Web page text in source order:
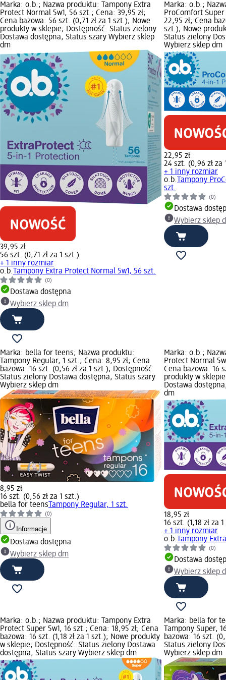
Marka: o.b.; Nazwa produktu: Tampony Extra
Protect Normal 5w1, 56 szt.; Cena: 39,95 zł;
Cena bazowa: 56 szt. (0,71 zł za 1 szt.); Nowe
produkty w sklepie; Dostępność: Status zielony
Dostawa dostępna, Status szary Wybierz sklep
dm
39,95 zł
56 szt. (0,71 zł za 1 szt.)
+ 1 inny rozmiar
o.b. Tampony Extra Protect Normal 5w1, 56 szt.
(0)
Dostawa dostępna
Wybierz sklep dm
Marka: o.b.;
ProComfort
22,95 zł; Cena
szt.); Nowe
Status zielony
Wybierz sklep dm
22,95 zł
24 szt. (0,96 zł za
+ 1 inny rozmiar
o.b. Tampony
szt.
(0)
Dostawa
Wybierz sklep
Marka: bella for teens; Nazwa produktu:
Tampony Regular, 1 szt.; Cena: 8,95 zł; Cena
bazowa: 16 szt. (0,56 zł za 1 szt.); Dostępność:
Status zielony Dostawa dostępna, Status szary
Wybierz sklep dm
8,95 zł
16 szt. (0,56 zł za 1 szt.)
bella for teens Tampony Regular, 1 szt.
(0)
Informacje
Dostawa dostępna
Wybierz sklep dm
Marka: o.b.;
Protect Normal
Cena bazowa: 16
produkty w
Dostawa
dm
18,95 zł
16 szt. (1,18 zł za
+ 1 inny rozmiar
o.b. Tampony
(0)
Dostawa
Wybierz sklep
Marka: o.b.; Nazwa produktu: Tampony Extra
Protect Super 5w1, 16 szt.; Cena: 18,95 zł; Cena
bazowa: 16 szt. (1,18 zł za 1 szt.); Nowe produkty
w sklepie; Dostępność: Status zielony Dostawa
dostępna, Status szary Wybierz sklep dm
Marka: bella for
Tampony Super,
bazowa: 16 szt.
Status zielony
Wybierz sklep dm